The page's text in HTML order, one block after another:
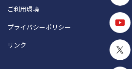
ご利用環境
プライバシーポリシー
リンク